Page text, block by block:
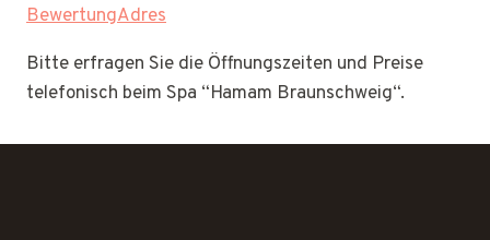
BewertungAdres
Bitte erfragen Sie die Öffnungszeiten und Preise
telefonisch beim Spa “Hamam Braunschweig“.